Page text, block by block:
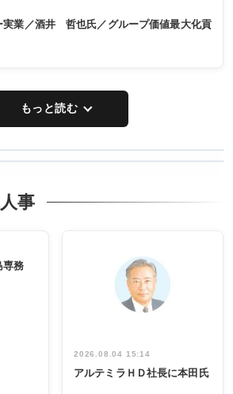
実業／酒井 哲也氏／グループ価値最大化貢
もっと読む
事
専務
2026.08.04 15:14
アルテミラＨＤ社長に本田氏